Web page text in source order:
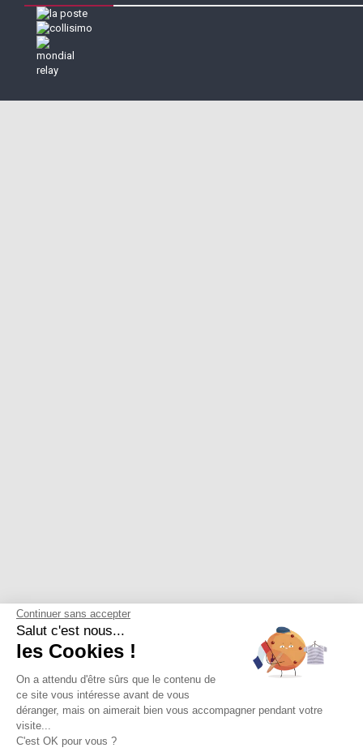
Continuer sans accepter
Salut c'est nous...
les Cookies !
On a attendu d'être sûrs que le contenu de
ce site vous intéresse avant de vous
déranger, mais on aimerait bien vous accompagner pendant votre
visite...
C'est OK pour vous ?